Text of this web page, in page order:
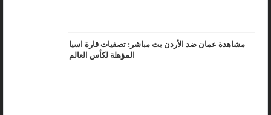
مشاهدة عمان ضد الأردن بث مباشر: تصفيات قارة اسيا
المؤهلة لكأس العالم